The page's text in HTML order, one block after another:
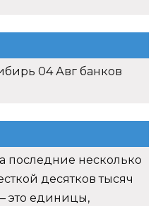
04 Авг банков
последние несколько
десятков тысяч
это единицы,